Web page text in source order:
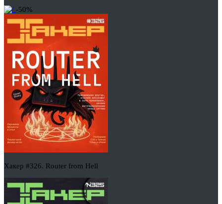
-50%
Хакер #326. Router from Hell